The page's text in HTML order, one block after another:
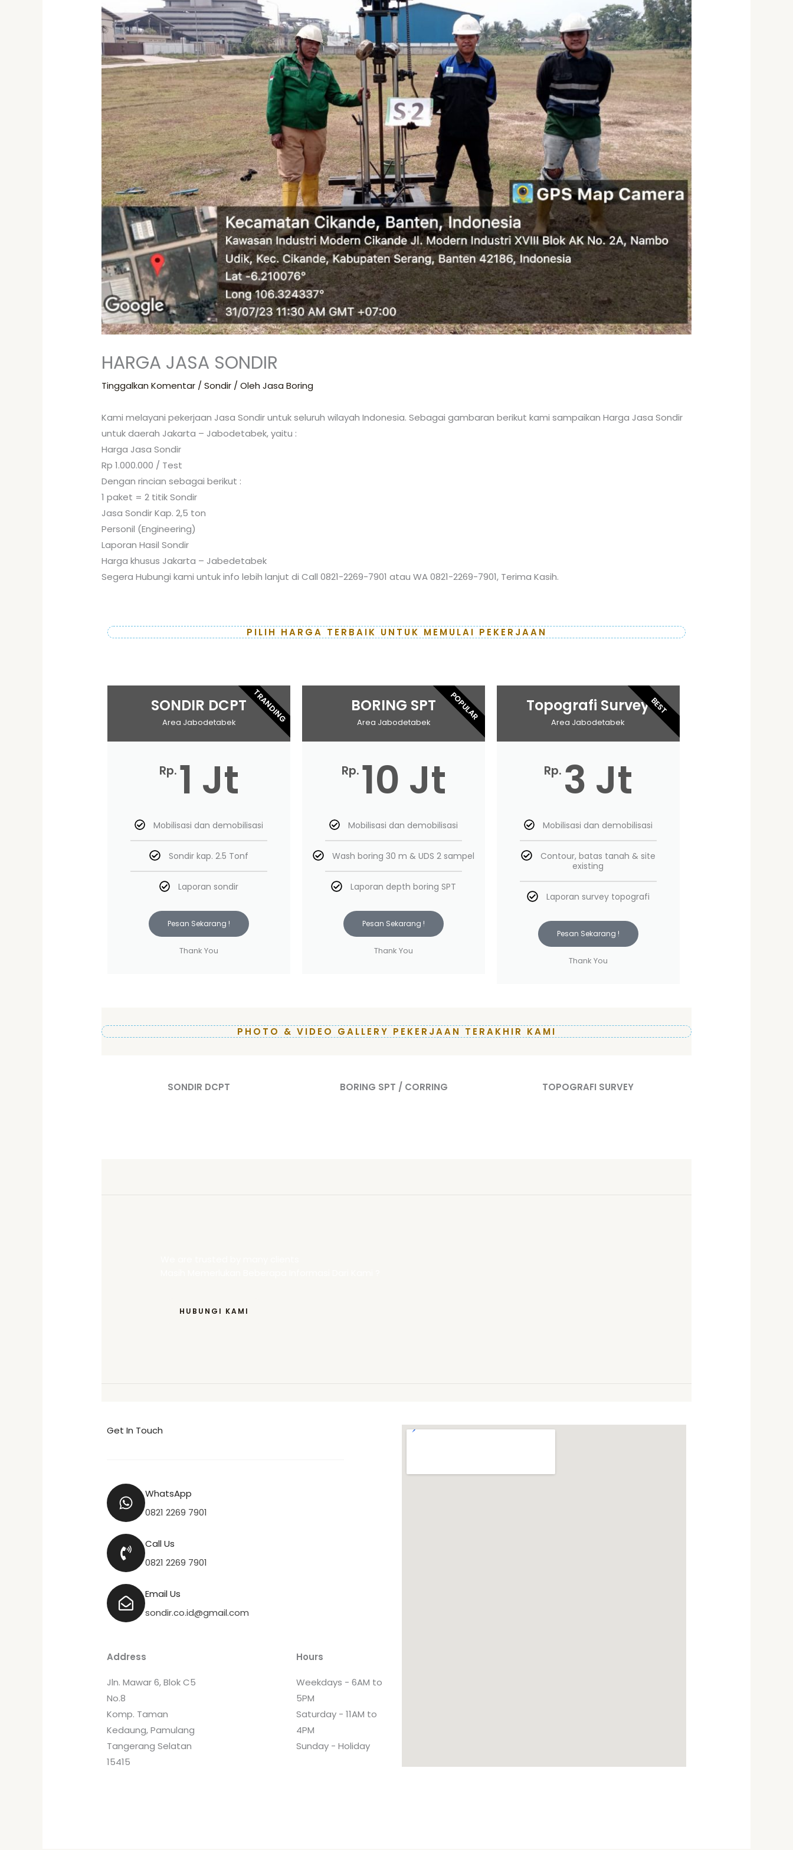
HARGA JASA SONDIR
Tinggalkan Komentar /Sondir / OlehJasa Boring
Kami melayani pekerjaan Jasa Sondir untuk seluruh wilayah Indonesia. Sebagai gambaran berikut kami sampaikan Harga Jasa Sondir
untuk daerah Jakarta – Jabodetabek, yaitu :
Harga Jasa Sondir
Rp 1.000.000 / Test
Dengan rincian sebagai berikut :
1 paket = 2 titik Sondir
Jasa Sondir Kap. 2,5 ton
Personil (Engineering)
Laporan Hasil Sondir
Harga khusus Jakarta – Jabedetabek
Segera Hubungi kami untuk info lebih lanjut di Call 0821-2269-7901 atau WA 0821-2269-7901, Terima Kasih.
PILIH HARGA TERBAIK UNTUK MEMULAI PEKERJAAN
SONDIR DCPT
Area Jabodetabek
Rp. 1 Jt
Mobilisasi dan demobilisasi
Sondir kap. 2.5 Tonf
Laporan sondir
Pesan Sekarang !
Thank You
TRANDING BORING SPT
Area Jabodetabek
Rp. 10 Jt
Mobilisasi dan demobilisasi
Wash boring 30 m & UDS 2 sampel
Laporan depth boring SPT
Pesan Sekarang !
Thank You
POPULAR Topografi Survey
Area Jabodetabek
Rp. 3 Jt
Mobilisasi dan demobilisasi
Contour, batas tanah & site
existing
Laporan survey topografi
Pesan Sekarang !
Thank You
BEST
PHOTO & VIDEO GALLERY PEKERJAAN TERAKHIR KAMI
SONDIR DCPT BORING SPT / CORRING TOPOGRAFI SURVEY
HUBUNGI KAMI
Get In Touch
WhatsApp
0821 2269 7901
Call Us
0821 2269 7901
Email Us
sondir.co.id@gmail.com
Address
Jln. Mawar 6, Blok C5
No.8
Komp. Taman
Kedaung, Pamulang
Tangerang Selatan
15415
Hours
Weekdays - 6AM to
5PM
Saturday - 11AM to
4PM
Sunday - Holiday